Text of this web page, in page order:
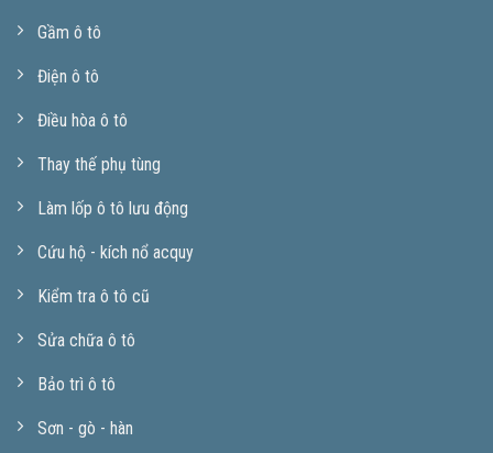
Gầm ô tô
Điện ô tô
Điều hòa ô tô
Thay thế phụ tùng
Làm lốp ô tô lưu động
Cứu hộ - kích nổ acquy
Kiểm tra ô tô cũ
Sửa chữa ô tô
Bảo trì ô tô
Sơn - gò - hàn